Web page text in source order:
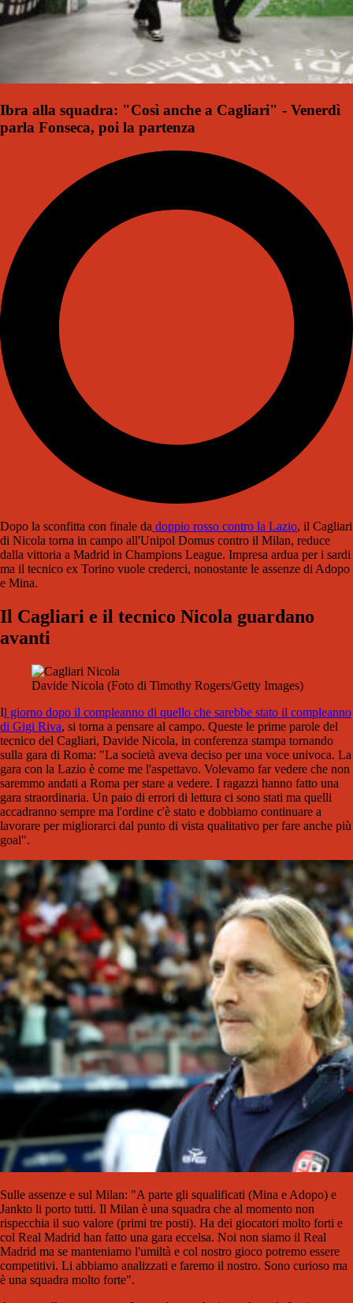
Ibra alla squadra: "Così anche a Cagliari" - Venerdì
parla Fonseca, poi la partenza
Dopo la sconfitta con finale da doppio rosso contro la Lazio, il Cagliari
di Nicola torna in campo all'Unipol Domus contro il Milan, reduce
dalla vittoria a Madrid in Champions League. Impresa ardua per i sardi
ma il tecnico ex Torino vuole crederci, nonostante le assenze di Adopo
e Mina.
Il Cagliari e il tecnico Nicola guardano
avanti
Davide Nicola (Foto di Timothy Rogers/Getty Images)
Il giorno dopo il compleanno di quello che sarebbe stato il compleanno
di Gigi Riva, si torna a pensare al campo. Queste le prime parole del
tecnico del Cagliari, Davide Nicola, in conferenza stampa tornando
sulla gara di Roma: "La società aveva deciso per una voce univoca. La
gara con la Lazio è come me l'aspettavo. Volevamo far vedere che non
saremmo andati a Roma per stare a vedere. I ragazzi hanno fatto una
gara straordinaria. Un paio di errori di lettura ci sono stati ma quelli
accadranno sempre ma l'ordine c'è stato e dobbiamo continuare a
lavorare per migliorarci dal punto di vista qualitativo per fare anche più
goal".
Sulle assenze e sul Milan: "A parte gli squalificati (Mina e Adopo) e
Jankto li porto tutti. Il Milan è una squadra che al momento non
rispecchia il suo valore (primi tre posti). Ha dei giocatori molto forti e
col Real Madrid han fatto una gara eccelsa. Noi non siamo il Real
Madrid ma se manteniamo l'umiltà e col nostro gioco potremo essere
competitivi. Li abbiamo analizzati e faremo il nostro. Sono curioso ma
è una squadra molto forte".